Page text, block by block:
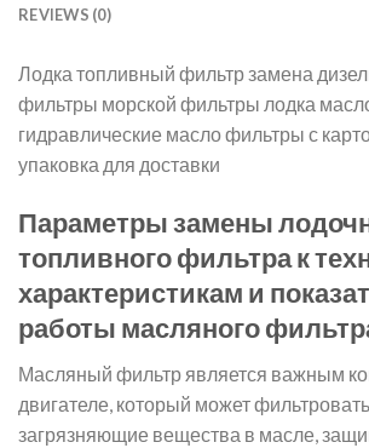
REVIEWS (0)
Лодка топливный фильтр замена
фильтры морской фильтры лодка
гидравлические масло фильтры с
упаковка для доставки
Параметры замены
топливного фильтра к
характеристикам и
работы масляного
Масляный фильтр является важным
двигателе, который может
загрязняющие вещества в масле,